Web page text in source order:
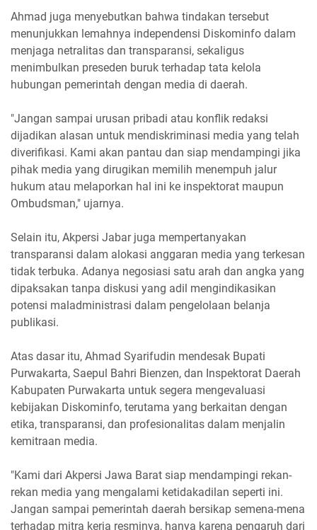
Ahmad juga menyebutkan bahwa tindakan tersebut
menunjukkan lemahnya independensi Diskominfo dalam
menjaga netralitas dan transparansi, sekaligus
menimbulkan preseden buruk terhadap tata kelola
hubungan pemerintah dengan media di daerah.
"Jangan sampai urusan pribadi atau konflik redaksi
dijadikan alasan untuk mendiskriminasi media yang telah
diverifikasi. Kami akan pantau dan siap mendampingi jika
pihak media yang dirugikan memilih menempuh jalur
hukum atau melaporkan hal ini ke inspektorat maupun
Ombudsman," ujarnya.
Selain itu, Akpersi Jabar juga mempertanyakan
transparansi dalam alokasi anggaran media yang terkesan
tidak terbuka. Adanya negosiasi satu arah dan angka yang
dipaksakan tanpa diskusi yang adil mengindikasikan
potensi maladministrasi dalam pengelolaan belanja
publikasi.
Atas dasar itu, Ahmad Syarifudin mendesak Bupati
Purwakarta, Saepul Bahri Bienzen, dan Inspektorat Daerah
Kabupaten Purwakarta untuk segera mengevaluasi
kebijakan Diskominfo, terutama yang berkaitan dengan
etika, transparansi, dan profesionalitas dalam menjalin
kemitraan media.
"Kami dari Akpersi Jawa Barat siap mendampingi rekan-
rekan media yang mengalami ketidakadilan seperti ini.
Jangan sampai pemerintah daerah bersikap semena-mena
terhadap mitra kerja resminya, hanya karena pengaruh dari